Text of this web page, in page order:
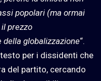
popolari (ma ormai
prezzo
della globalizzazione“.
per i dissidenti che
del partito, cercando